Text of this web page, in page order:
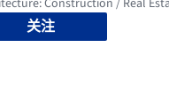
关注